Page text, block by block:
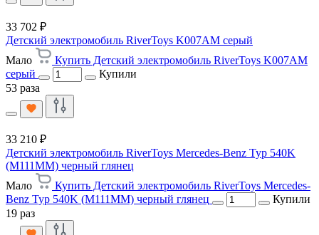
33 702 ₽
Детский электромобиль RiverToys K007AM серый
Мало
Купить Детский электромобиль RiverToys K007AM
серый
Купили
53 раза
33 210 ₽
Детский электромобиль RiverToys Mercedes-Benz Typ 540K
(M111MM) черный глянец
Мало
Купить Детский электромобиль RiverToys Mercedes-
Benz Typ 540K (M111MM) черный глянец
Купили
19 раз